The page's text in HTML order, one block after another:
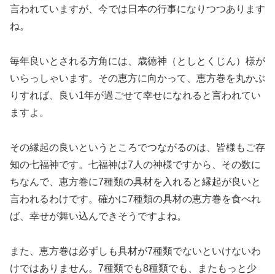
言われていますが、今では日本の行事になりつつあります
ね。
毎年良いとされる方角には、歳徳神（としとくじん）様が
いらっしゃいます。その恵方に向かって、恵方巻を丸かぶ
りすれば、良い1年が過ごせて幸せになれると言われてい
ますよ。
その縁起の良いというところでつながるのは、皆様もご存
知の七福神です。七福神は7人の神様ですから、その数に
ちなんで、恵方巻に7種類の具材を入れると縁起が良いと
言われるわけです。確かに7種類の具材の恵方巻を食べれ
ば、幸せが舞い込んできそうですよね。
また、恵方巻は必ずしも具材が7種類でないといけないわ
けではありません。7種類でも8種類でも、またもっと少